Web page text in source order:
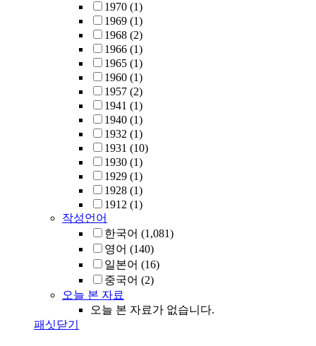
1970 (1)
1969 (1)
1968 (2)
1966 (1)
1965 (1)
1960 (1)
1957 (2)
1941 (1)
1940 (1)
1932 (1)
1931 (10)
1930 (1)
1929 (1)
1928 (1)
1912 (1)
작성언어
한국어 (1,081)
영어 (140)
일본어 (16)
중국어 (2)
오늘 본 자료
오늘 본 자료가 없습니다.
패싯닫기